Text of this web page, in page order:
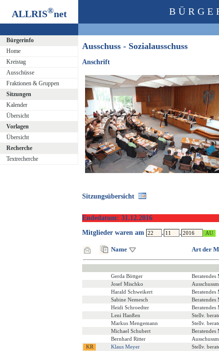
ALLRIS®net
Bürgerinfo
Home
Kreistag
Ausschüsse
Fraktionen & Gruppen
Sitzungen
Kalender
Übersicht
Vorlagen
Übersicht
Recherche
Textrecherche
Ausschuss - Sozialausschuss
Anschrift
Sitzungsübersicht
Endedatum: 31.12.2016
Mitglieder waren am
. .
Name Art der
Gerda Böttger
Beratendes
Josef Mischko
Harald Schweikert
Beratendes
Sabine Nemesch
Beratendes
Heidi Schroedter
Beratendes
Leni Hanßen
Stellv.
Markus Mengemann
Stellv.
Michael Schubert
Beratendes
Bernhard Ritter
Klaus Meyer
Stellv.